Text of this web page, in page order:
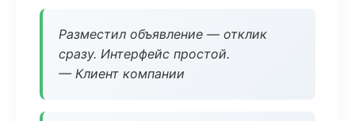
Разместил объявление — отклик
сразу. Интерфейс простой.
— Клиент компании